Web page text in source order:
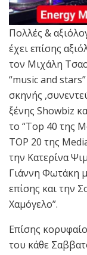
Πολλές &
έχει επίσης
τον Μιχάλη
“music and
σκηνής
ξένης Showbiz
το “Top 40 της
TOP 20 της
την Κατερίνα
Γιάννη Φωτάκη
επίσης και την
Χαμόγελο”.
Επίσης
του κάθε